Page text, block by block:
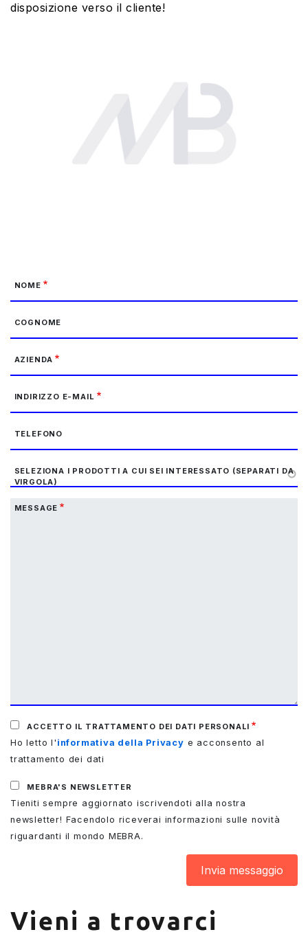
disposizione verso il cliente!
NOME
COGNOME
AZIENDA
INDIRIZZO E-MAIL
TELEFONO
SELEZIONA I PRODOTTI A CUI SEI INTERESSATO (SEPARATI DA
VIRGOLA)
MESSAGE
ACCETTO IL TRATTAMENTO DEI DATI PERSONALI
Ho letto l' informativa della Privacy e acconsento al
trattamento dei dati
MEBRA'S NEWSLETTER
Tieniti sempre aggiornato iscrivendoti alla nostra
newsletter! Facendolo riceverai informazioni sulle novità
riguardanti il mondo MEBRA.
Vieni a trovarci